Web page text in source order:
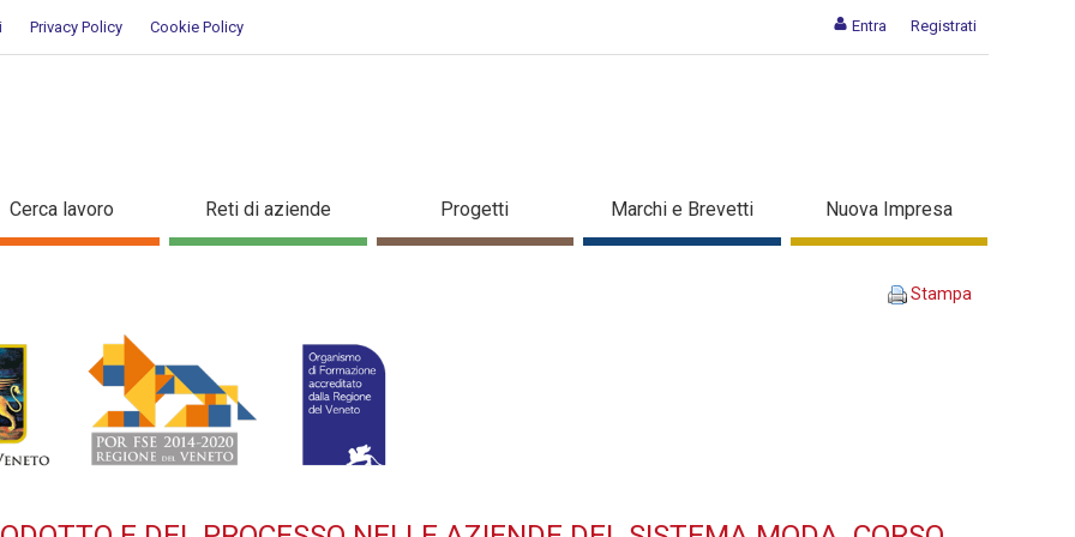
Entra Registrati
Privacy Policy Cookie Policy
DEL PRODOTTO E DEL PROCESSO NELLE AZIENDE DEL
Cerca lavoro Reti di aziende Progetti Marchi e Brevetti Nuova Impresa
Stampa